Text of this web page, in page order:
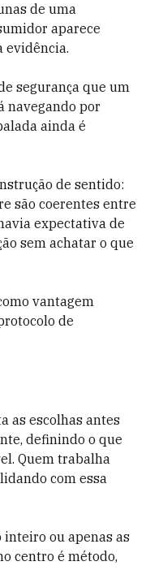
de uma
aparece
evidência.
segurança que um
navegando por
ainda é
de sentido:
são coerentes entre
expectativa de
sem achatar o que
vantagem
de
as escolhas antes
definindo o que
Quem trabalha
com essa
inteiro ou apenas as
centro é método,